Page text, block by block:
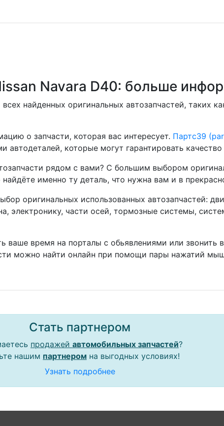
Navara D40: больше
найденных оригинальных автозапчастей, таких
о запчасти, которая вас интересует. Партс39
которые могут гарантировать
рядом с вами? С большим выбором
именно ту деталь, что нужна вам и в
оригинальных использованных автозапчастей:
электронику, части осей, тормозные системы,
ваше время на порталы с обьявлениями или звонить
можно найти онлайн при помощи пары нажатий
Стать партнером
продажей автомобильных запчастей?
нашим партнером на выгодных условиях!
Узнать подробнее